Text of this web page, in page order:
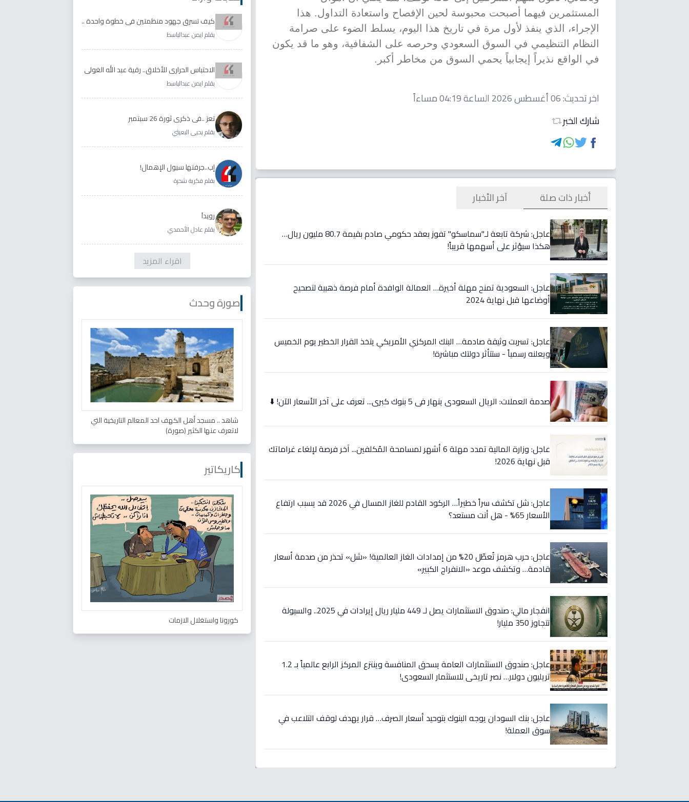
المستثمرين فيهما أصبحت محبوسة لحين الإفصاح واستعادة التداول. هذا
الإجراء، الذي ينفذ لأول مرة في تاريخ هذا اليوم، يسلط الضوء على صرامة
النظام التنظيمي في السوق السعودي وحرصه على الشفافية، وهو ما قد يكون
في الواقع نذيراً إيجابياً يحمي السوق من مخاطر أكبر.
اخر تحديث:06 أغسطس 2026 الساعة 04:19 مساءاً
شارك الخبر
أخبار ذات صلة آخر الأخبار
عاجل: شركة تابعة لـ"سماسكو" تفوز بعقد حكومي صادم بقيمة 80.7 مليون ريال…
هكذا سيؤثر على أسهمها قريباً!
عاجل: السعودية تمنح مهلة أخيرة… العمالة الوافدة أمام فرصة ذهبية لتصحيح
أوضاعها قبل نهاية 2024
عاجل: تسربت وثيقة صادمة… البنك المركزي الأمريكي يتخذ القرار الخطير يوم الخميس
ويعلنه رسمياً - ستتأثر دولتك مباشرة!
صدمة العملات: الريال السعودي ينهار في 5 بنوك كبرى... تعرف على آخر الأسعار الآن! ⬇️
عاجل: وزارة المالية تمدد مهلة 6 أشهر لمسامحة المُكلفين... آخر فرصة لإلغاء غراماتك
قبل نهاية 2026!
عاجل: شل تكشف سراً خطيراً… الركود القادم للغاز المسال في 2026 قد يسبب ارتفاع
الأسعار 65% - هل أنت مستعد؟
عاجل: حرب هرمز تُعطّل 20% من إمدادات الغاز العالمية! «شل» تحذر من صدمة أسعار
قادمة… وتكشف موعد «الانفراج الكبير»
انفجار مالي: صندوق الاستثمارات يصل لـ 449 مليار ريال إيرادات في 2025.. والسيولة
تتجاوز 350 مليار!
عاجل: صندوق الاستثمارات العامة يسحق المنافسة وينتزع المركز الرابع عالمياً بـ 1.2
تريليون دولار… نصر تاريخي للاستثمار السعودي!
عاجل: بنك السودان يوجه البنوك بتوحيد أسعار الصرف… قرار يهدف لوقف التلاعب في
سوق العملة!
كيف تسرق جهود منظمتين في خطوة واحدة ..
الأجابة لدى رقية عبد الله الغولي وغدير طيره
بقلم ايمن عبدالباسط
الاحتباس الحراري للأخلاق.. رقية عبد الله الغولي
وغدير طيره نموذجا
بقلم ايمن عبدالباسط
تعز ..في ذكرى ثورة 26 سبتمبر
بقلم يحيى البعيثي
إب..جرفتها سيول الإهمال!
بقلم فكرية شحرة
رويداَ
بقلم عادل الأحمدي
اقراء المزيد
صورة وحدث
شاهد .. مسجد أهل الكهف احد المعالم التاريخية التي
لاتعرف عنها الكثير (صورة)
كاريكاتير
كورونا واستغلال الازمات